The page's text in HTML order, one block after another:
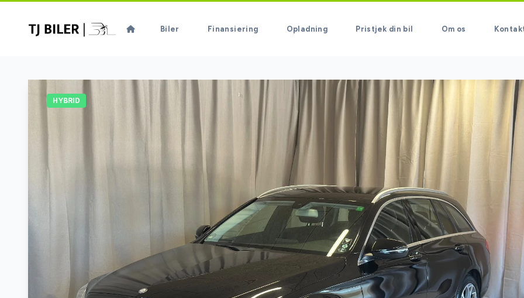
Biler Finansiering Opladning Pristjek din bil Om os
HYBRID